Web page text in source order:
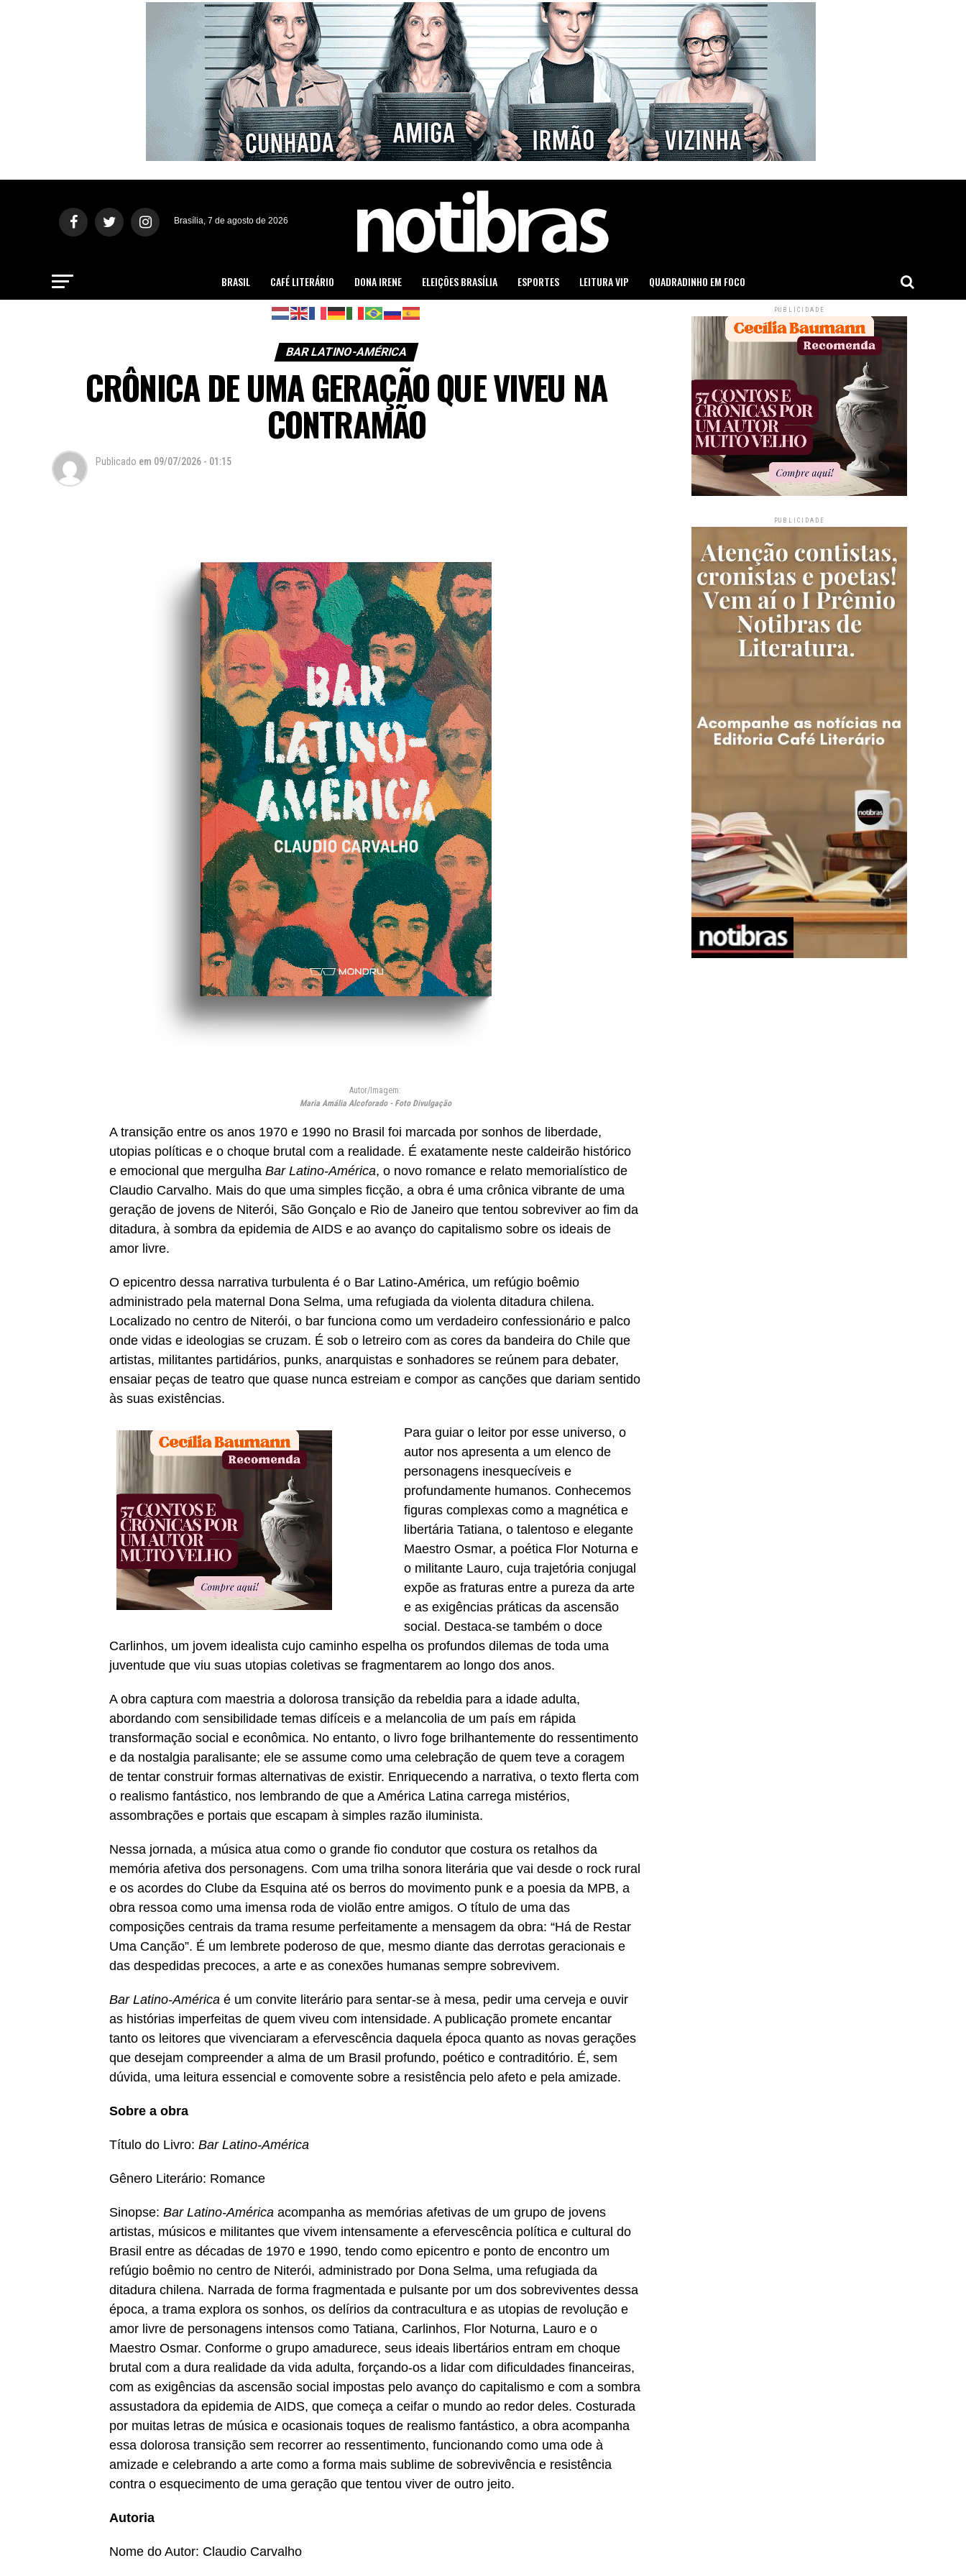
Brasília, 7 de agosto de 2026
BRASIL CAFÉ LITERÁRIO DONA IRENE ELEIÇÕES BRASÍLIA ESPORTES LEITURA VIP QUADRADINHO EM FOCO
BAR LATINO-AMÉRICA
CRÔNICA DE UMA GERAÇÃO QUE VIVEU NA
CONTRAMÃO
Publicado em 09/07/2026 - 01:15
Autor/Imagem:
Maria Amália Alcoforado - Foto Divulgação
A transição entre os anos 1970 e 1990 no Brasil foi marcada por sonhos de liberdade,
utopias políticas e o choque brutal com a realidade. É exatamente neste caldeirão histórico
e emocional que mergulha Bar Latino-América, o novo romance e relato memorialístico de
Claudio Carvalho. Mais do que uma simples ficção, a obra é uma crônica vibrante de uma
geração de jovens de Niterói, São Gonçalo e Rio de Janeiro que tentou sobreviver ao fim da
ditadura, à sombra da epidemia de AIDS e ao avanço do capitalismo sobre os ideais de
amor livre.
O epicentro dessa narrativa turbulenta é o Bar Latino-América, um refúgio boêmio
administrado pela maternal Dona Selma, uma refugiada da violenta ditadura chilena.
Localizado no centro de Niterói, o bar funciona como um verdadeiro confessionário e palco
onde vidas e ideologias se cruzam. É sob o letreiro com as cores da bandeira do Chile que
artistas, militantes partidários, punks, anarquistas e sonhadores se reúnem para debater,
ensaiar peças de teatro que quase nunca estreiam e compor as canções que dariam sentido
às suas existências.
Para guiar o leitor por esse universo, o
autor nos apresenta a um elenco de
personagens inesquecíveis e
profundamente humanos. Conhecemos
figuras complexas como a magnética e
libertária Tatiana, o talentoso e elegante
Maestro Osmar, a poética Flor Noturna e
o militante Lauro, cuja trajetória conjugal
expõe as fraturas entre a pureza da arte
e as exigências práticas da ascensão
social. Destaca-se também o doce
Carlinhos, um jovem idealista cujo caminho espelha os profundos dilemas de toda uma
juventude que viu suas utopias coletivas se fragmentarem ao longo dos anos.
A obra captura com maestria a dolorosa transição da rebeldia para a idade adulta,
abordando com sensibilidade temas difíceis e a melancolia de um país em rápida
transformação social e econômica. No entanto, o livro foge brilhantemente do ressentimento
e da nostalgia paralisante; ele se assume como uma celebração de quem teve a coragem
de tentar construir formas alternativas de existir. Enriquecendo a narrativa, o texto flerta com
o realismo fantástico, nos lembrando de que a América Latina carrega mistérios,
assombrações e portais que escapam à simples razão iluminista.
Nessa jornada, a música atua como o grande fio condutor que costura os retalhos da
memória afetiva dos personagens. Com uma trilha sonora literária que vai desde o rock rural
e os acordes do Clube da Esquina até os berros do movimento punk e a poesia da MPB, a
obra ressoa como uma imensa roda de violão entre amigos. O título de uma das
composições centrais da trama resume perfeitamente a mensagem da obra: “Há de Restar
Uma Canção”. É um lembrete poderoso de que, mesmo diante das derrotas geracionais e
das despedidas precoces, a arte e as conexões humanas sempre sobrevivem.
Bar Latino-América é um convite literário para sentar-se à mesa, pedir uma cerveja e ouvir
as histórias imperfeitas de quem viveu com intensidade. A publicação promete encantar
tanto os leitores que vivenciaram a efervescência daquela época quanto as novas gerações
que desejam compreender a alma de um Brasil profundo, poético e contraditório. É, sem
dúvida, uma leitura essencial e comovente sobre a resistência pelo afeto e pela amizade.
Sobre a obra
Título do Livro: Bar Latino-América
Gênero Literário: Romance
Sinopse: Bar Latino-América acompanha as memórias afetivas de um grupo de jovens
artistas, músicos e militantes que vivem intensamente a efervescência política e cultural do
Brasil entre as décadas de 1970 e 1990, tendo como epicentro e ponto de encontro um
refúgio boêmio no centro de Niterói, administrado por Dona Selma, uma refugiada da
ditadura chilena. Narrada de forma fragmentada e pulsante por um dos sobreviventes dessa
época, a trama explora os sonhos, os delírios da contracultura e as utopias de revolução e
amor livre de personagens intensos como Tatiana, Carlinhos, Flor Noturna, Lauro e o
Maestro Osmar. Conforme o grupo amadurece, seus ideais libertários entram em choque
brutal com a dura realidade da vida adulta, forçando-os a lidar com dificuldades financeiras,
com as exigências da ascensão social impostas pelo avanço do capitalismo e com a sombra
assustadora da epidemia de AIDS, que começa a ceifar o mundo ao redor deles. Costurada
por muitas letras de música e ocasionais toques de realismo fantástico, a obra acompanha
essa dolorosa transição sem recorrer ao ressentimento, funcionando como uma ode à
amizade e celebrando a arte como a forma mais sublime de sobrevivência e resistência
contra o esquecimento de uma geração que tentou viver de outro jeito.
Autoria
Nome do Autor: Claudio Carvalho
PUBLICIDADE
PUBLICIDADE